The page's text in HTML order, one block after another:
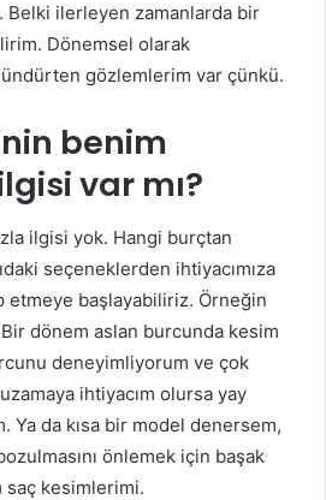
Belki ilerleyen zamanlarda bir
Dönemsel olarak
gözlemlerim var çünkü.
benim
var mı?
ilgisi yok. Hangi burçtan
seçeneklerden ihtiyacımıza
etmeye başlayabiliriz. Örneğin
dönem aslan burcunda kesim
deneyimliyorum ve çok
ihtiyacım olursa yay
Ya da kısa bir model denersem,
önlemek için başak
saç kesimlerimi.